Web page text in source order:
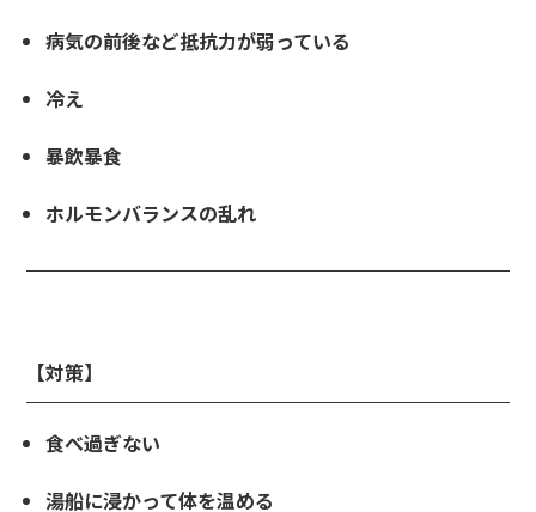
病気の前後など抵抗力が弱っている
冷え
暴飲暴食
ホルモンバランスの乱れ
【対策】
食べ過ぎない
湯船に浸かって体を温める